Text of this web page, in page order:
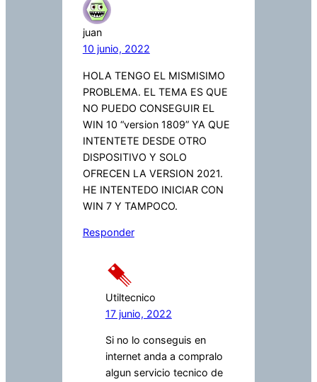
juan
10 junio, 2022
HOLA TENGO EL MISMISIMO
PROBLEMA. EL TEMA ES QUE
NO PUEDO CONSEGUIR EL
WIN 10 “version 1809” YA QUE
INTENTETE DESDE OTRO
DISPOSITIVO Y SOLO
OFRECEN LA VERSION 2021.
HE INTENTEDO INICIAR CON
WIN 7 Y TAMPOCO.
Responder
Utiltecnico
17 junio, 2022
Si no lo conseguis en
internet anda a compralo
algun servicio tecnico de